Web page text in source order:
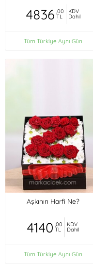
4836 ,00
TL
KDV
Dahil
Tüm Türkiye Aynı Gün
Aşkının Harfi Ne?
4140 ,00
TL
KDV
Dahil
Tüm Türkiye Aynı Gün